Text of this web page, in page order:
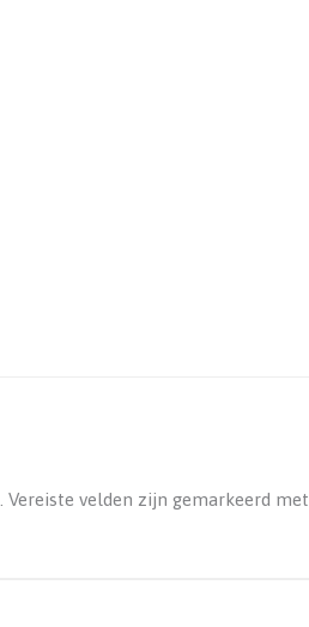
Vereiste velden zijn gemarkeerd met